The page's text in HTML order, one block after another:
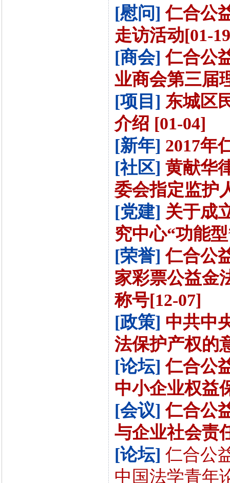
[慰问] 仁合公
走访活动[01-
[商会] 仁合公
业商会第三届
[项目] 东城区
介绍 [01-04]
[新年] 2017年
[社区] 黄献华
委会指定监护
[党建] 关于成
究中心“功能
[荣誉] 仁合公
家彩票公益金
称号[12-07]
[政策] 中共中
法保护产权的
[论坛] 仁合公
中小企业权益
[会议] 仁合公
与企业社会责
[论坛] 仁合公
中国法学青年